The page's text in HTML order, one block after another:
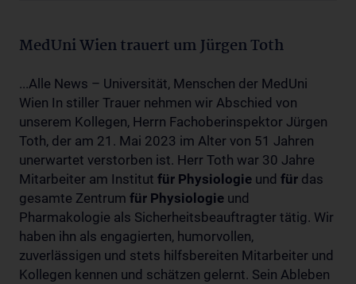
MedUni Wien trauert um Jürgen Toth
...Alle News – Universität, Menschen der MedUni
Wien In stiller Trauer nehmen wir Abschied von
unserem Kollegen, Herrn Fachoberinspektor Jürgen
Toth, der am 21. Mai 2023 im Alter von 51 Jahren
unerwartet verstorben ist. Herr Toth war 30 Jahre
Mitarbeiter am Institut für Physiologie und für das
gesamte Zentrum für Physiologie und
Pharmakologie als Sicherheitsbeauftragter tätig. Wir
haben ihn als engagierten, humorvollen,
zuverlässigen und stets hilfsbereiten Mitarbeiter und
Kollegen kennen und schätzen gelernt. Sein Ableben